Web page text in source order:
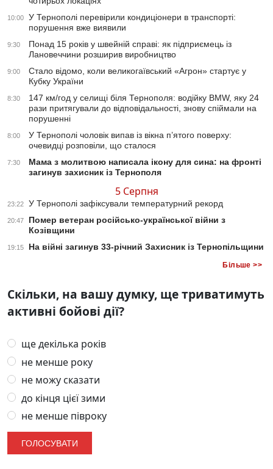
10:00
У Тернополі перевірили кондиціонери в транспорті:
порушення вже виявили
9:30
Понад 15 років у швейній справі: як підприємець із
Лановеччини розширив виробництво
9:00
Стало відомо, коли великогаївський «Агрон» стартує у
Кубку України
8:30
147 км/год у селищі біля Тернополя: водійку BMW, яку 24
рази притягували до відповідальності, знову спіймали на
порушенні
8:00
У Тернополі чоловік випав із вікна п’ятого поверху:
очевидці розповіли, що сталося
7:30
Мама з молитвою написала ікону для сина: на фронті
загинув захисник із Тернополя
5 Серпня
23:22 У Тернополі зафіксували температурний рекорд
20:47
Помер ветеран російсько-української війни з
Козівщини
19:15 На війні загинув 33-річний Захисник із Тернопільщини
Більше >>
Скільки, на вашу думку, ще триватимуть
активні бойові дії?
ще декілька років
не менше року
не можу сказати
до кінця цієї зими
не менше півроку